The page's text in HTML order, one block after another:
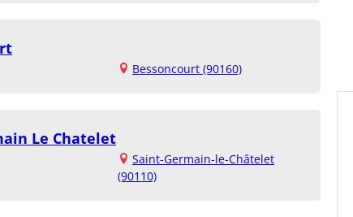
Bessoncourt (90160)
Le Chatelet
Saint-Germain-le-Châtelet
(90110)